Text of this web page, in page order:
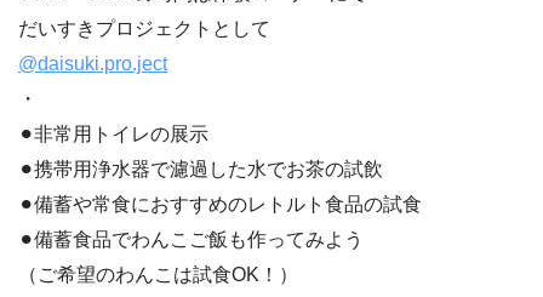
だいすきプロジェクトとして
@daisuki.pro.ject
・
⚫︎非常用トイレの展示
⚫︎携帯用浄水器で濾過した水でお茶の試飲
⚫︎備蓄や常食におすすめのレトルト食品の試食
⚫︎備蓄食品でわんこご飯も作ってみよう
（ご希望のわんこは試食OK！）